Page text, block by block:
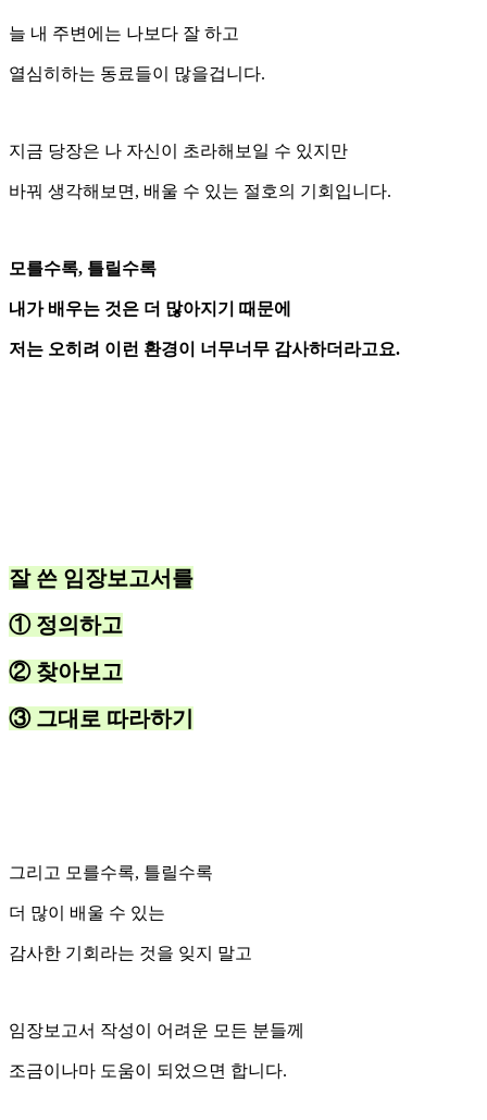
늘 내 주변에는 나보다 잘 하고
열심히하는 동료들이 많을겁니다.
지금 당장은 나 자신이 초라해보일 수 있지만
바꿔 생각해보면, 배울 수 있는 절호의 기회입니다.
모를수록, 틀릴수록
내가 배우는 것은 더 많아지기 때문에
저는 오히려 이런 환경이 너무너무 감사하더라고요.
잘 쓴 임장보고서를
① 정의하고
② 찾아보고
③ 그대로 따라하기
그리고 모를수록, 틀릴수록
더 많이 배울 수 있는
감사한 기회라는 것을 잊지 말고
임장보고서 작성이 어려운 모든 분들께
조금이나마 도움이 되었으면 합니다.